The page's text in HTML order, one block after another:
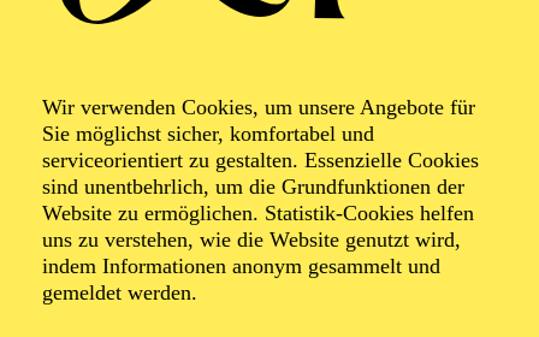
Wir verwenden Cookies, um unsere Angebote für
Sie möglichst sicher, komfortabel und
serviceorientiert zu gestalten. Essenzielle Cookies
sind unentbehrlich, um die Grundfunktionen der
Website zu ermöglichen. Statistik-Cookies helfen
uns zu verstehen, wie die Website genutzt wird,
indem Informationen anonym gesammelt und
gemeldet werden.
Foto: Hakki Topcu
Margrit
Sengebusch